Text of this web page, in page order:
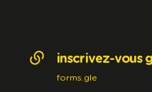
inscrivez-vous
forms.gle